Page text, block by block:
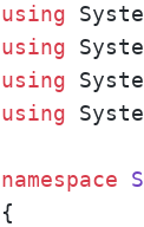
using
using
using
using
namespace
{